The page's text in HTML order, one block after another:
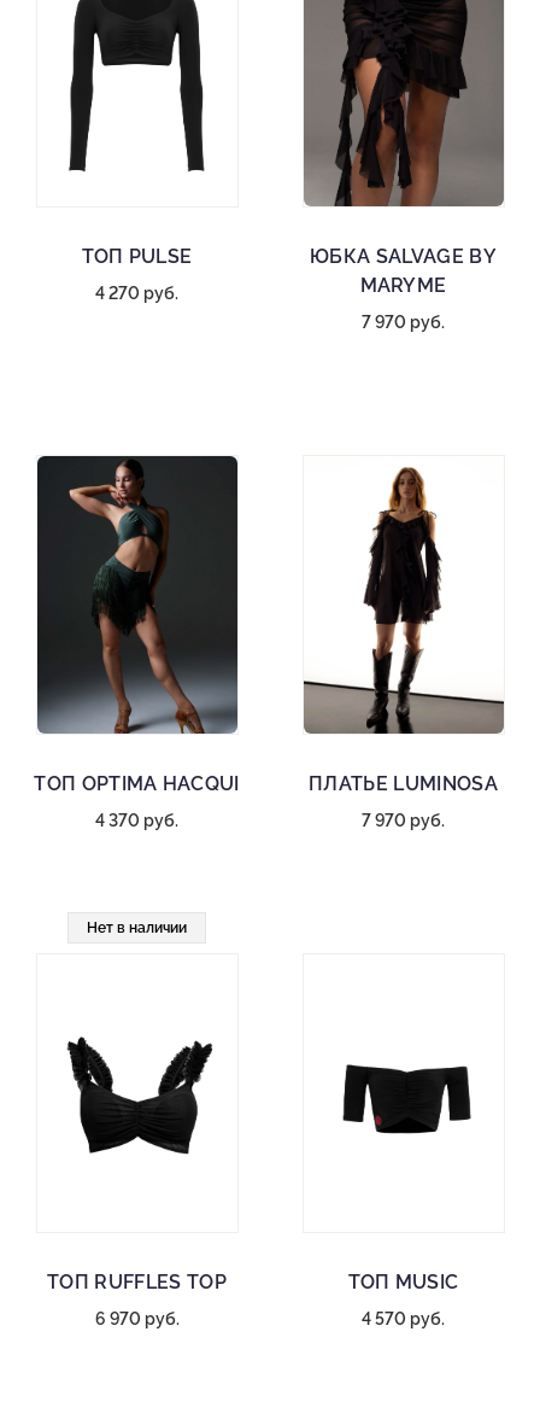
ТОП PULSE
4 270 руб.
ЮБКА SALVAGE BY
MARYME
7 970 руб.
ТОП OPTIMA HACQUI
4 370 руб.
Нет в наличии
ПЛАТЬЕ LUMINOSA
7 970 руб.
ТОП RUFFLES TOP
6 970 руб.
ТОП MUSIC
4 570 руб.